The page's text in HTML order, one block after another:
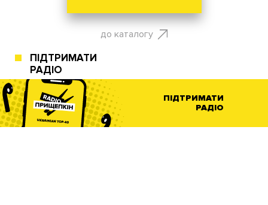
до каталогу
ПІДТРИМАТИ
РАДІО
ПІДТРИМАТИ
РАДІО